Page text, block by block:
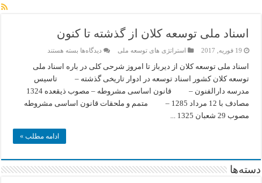
اسناد ملی توسعه کلان از گذشته تا کنون
19 فوریه, 2017 استراتژی های توسعه ملی دیدگاه‌ها برای
ملی
توسعه
کلان
گذشته
تا
بسته هستند
اسناد ملی توسعه کلان از دیرباز تا امروز شرحی کلی در باره اسناد ملی
توسعه کلان کشور اسناد توسعه در ادوار تاریخی گذشته – تاسیس
مدرسه دارالفنون – قانون اساسی مشروطه – مصوب ذیقعده 1324
مصادف با 12 مرداد 1285 – متمم و ملحقات قانون اساسی مشروطه
مصوب 29 شعبان 1325 ...
ادامه مطلب »
دسته‌ها